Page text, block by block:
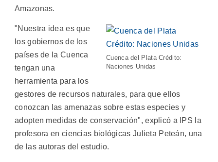
Amazonas.
Cuenca del Plata Crédito:
Naciones Unidas
"Nuestra idea es que
los gobiernos de los
países de la Cuenca
tengan una
herramienta para los
gestores de recursos naturales, para que ellos
conozcan las amenazas sobre estas especies y
adopten medidas de conservación", explicó a IPS la
profesora en ciencias biológicas Julieta Peteán, una
de las autoras del estudio.